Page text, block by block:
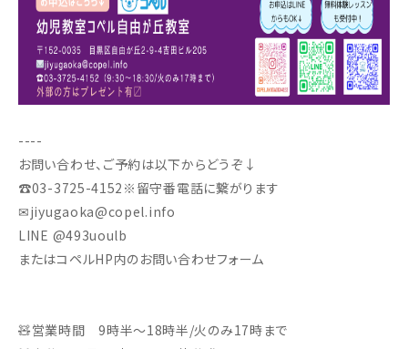
----
お問い合わせ、ご予約は以下からどうぞ↓
☎︎03-3725-4152※留守番電話に繋がります
✉︎jiyugaoka@copel.info
LINE @493uoulb
またはコペルHP内のお問い合わせフォーム
🧸営業時間 9時半～18時半/火のみ17時まで